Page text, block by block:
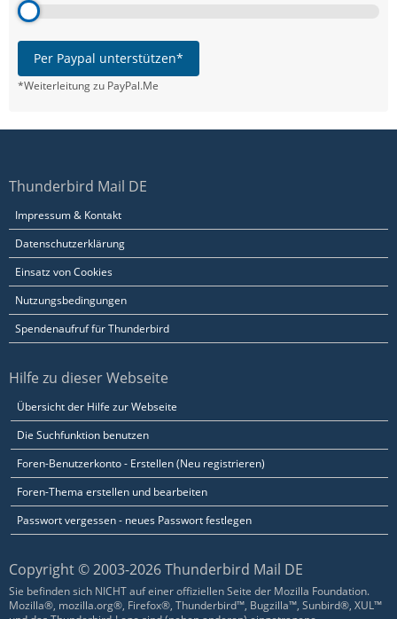
Per Paypal unterstützen*
*Weiterleitung zu PayPal.Me
Thunderbird Mail DE
Impressum & Kontakt
Datenschutzerklärung
Einsatz von Cookies
Nutzungsbedingungen
Spendenaufruf für Thunderbird
Hilfe zu dieser Webseite
Übersicht der Hilfe zur Webseite
Die Suchfunktion benutzen
Foren-Benutzerkonto - Erstellen (Neu registrieren)
Foren-Thema erstellen und bearbeiten
Passwort vergessen - neues Passwort festlegen
Copyright © 2003-2026 Thunderbird Mail DE
Sie befinden sich NICHT auf einer offiziellen Seite der Mozilla Foundation.
Mozilla®, mozilla.org®, Firefox®, Thunderbird™, Bugzilla™, Sunbird®, XUL™